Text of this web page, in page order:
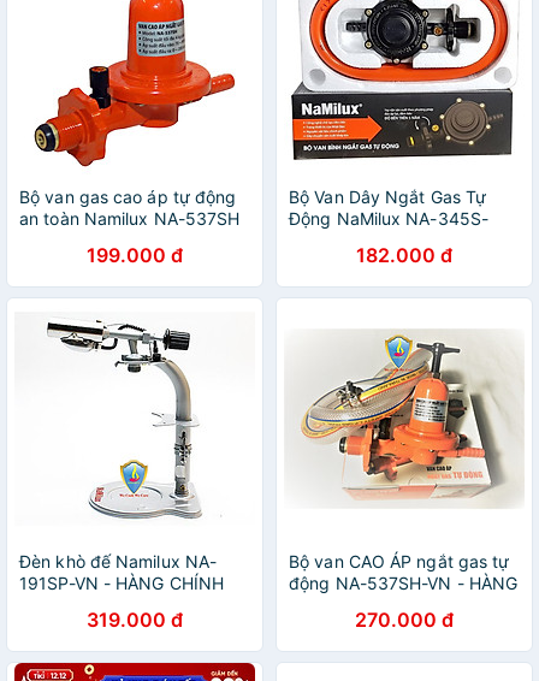
Bộ van gas cao áp tự động
an toàn Namilux NA-537SH
199.000 đ
Bộ Van Dây Ngắt Gas Tự
Động NaMilux NA-345S-
182.000 đ
Đèn khò đế Namilux NA-
191SP-VN - HÀNG CHÍNH
319.000 đ
Bộ van CAO ÁP ngắt gas tự
động NA-537SH-VN - HÀNG
270.000 đ